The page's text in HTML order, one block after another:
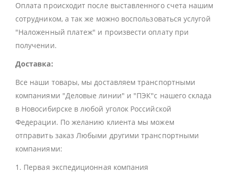
Оплата происходит после выставленного счета нашим
сотрудником, а так же можно воспользоваться услугой
"Наложенный платеж" и произвести оплату при
получении.
Доставка:
Все наши товары, мы доставляем транспортными
компаниями "Деловые линии" и "ПЭК"с нашего склада
в Новосибирске в любой уголок Российской
Федерации. По желанию клиента мы можем
отправить заказ Любыми другими транспортными
компаниями:
1. Первая экспедиционная компания